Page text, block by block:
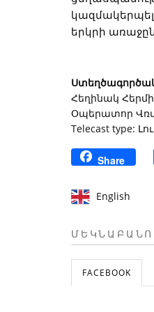
երկրի
Հեղինակ
Օպերատոր
Telecast type:
Share
English
FACEBOOK